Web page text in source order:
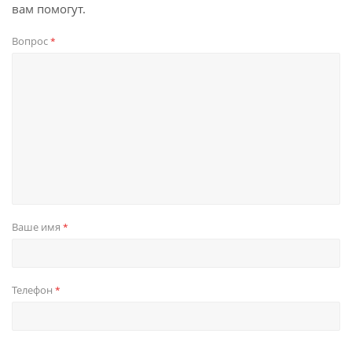
вам помогут.
Вопрос*
Ваше имя *
Телефон *